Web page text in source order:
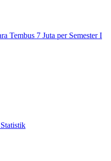
Tembus 7 Juta per Semester I
Statistik